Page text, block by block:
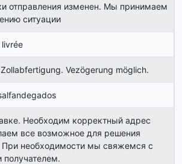
отправления изменен. Мы принимаем
ситуации
Vezögerung möglich.
Необходим корректный адрес
все возможное для решения
При необходимости мы свяжемся с
получателем.